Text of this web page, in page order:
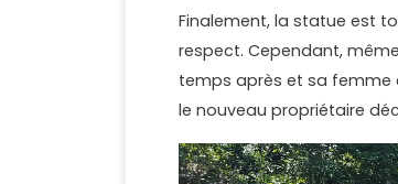
Finalement, la statue est
respect. Cependant,
temps après et sa femme
le nouveau propriétaire